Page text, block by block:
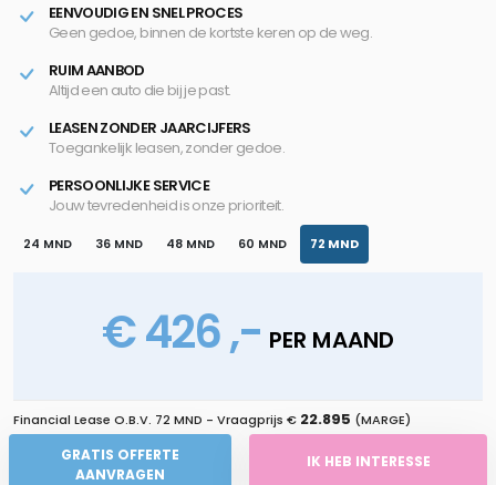
EENVOUDIG EN SNEL PROCES
Geen gedoe, binnen de kortste keren op de weg.
RUIM AANBOD
Altijd een auto die bij je past.
LEASEN ZONDER JAARCIJFERS
Toegankelijk leasen, zonder gedoe.
PERSOONLIJKE SERVICE
Jouw tevredenheid is onze prioriteit.
24 MND 36 MND 48 MND 60 MND 72 MND
€ 426 ,- PER MAAND
Financial Lease O.B.V. 72 MND - Vraagprijs € 22.895 (MARGE)
GRATIS OFFERTE
AANVRAGEN
IK HEB INTERESSE